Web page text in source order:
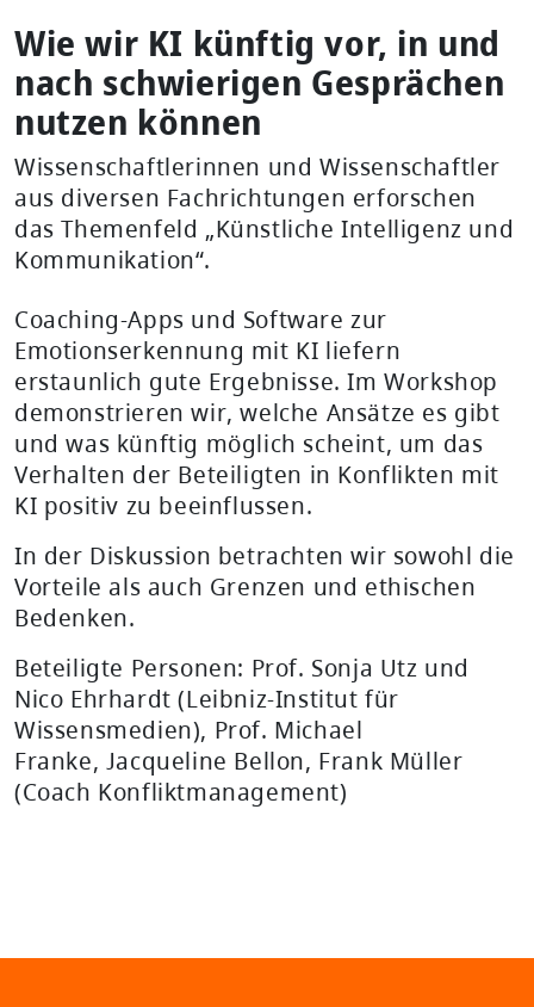
Wie wir KI künftig vor, in und
nach schwierigen Gesprächen
nutzen können
Wissenschaftlerinnen und Wissenschaftler
aus diversen Fachrichtungen erforschen
das Themenfeld „Künstliche Intelligenz und
Kommunikation“.
Coaching-Apps und Software zur
Emotionserkennung mit KI liefern
erstaunlich gute Ergebnisse. Im Workshop
demonstrieren wir, welche Ansätze es gibt
und was künftig möglich scheint, um das
Verhalten der Beteiligten in Konflikten mit
KI positiv zu beeinflussen.
In der Diskussion betrachten wir sowohl die
Vorteile als auch Grenzen und ethischen
Bedenken.
Beteiligte Personen: Prof. Sonja Utz und
Nico Ehrhardt (Leibniz-Institut für
Wissensmedien), Prof. Michael
Franke, Jacqueline Bellon, Frank Müller
(Coach Konfliktmanagement)